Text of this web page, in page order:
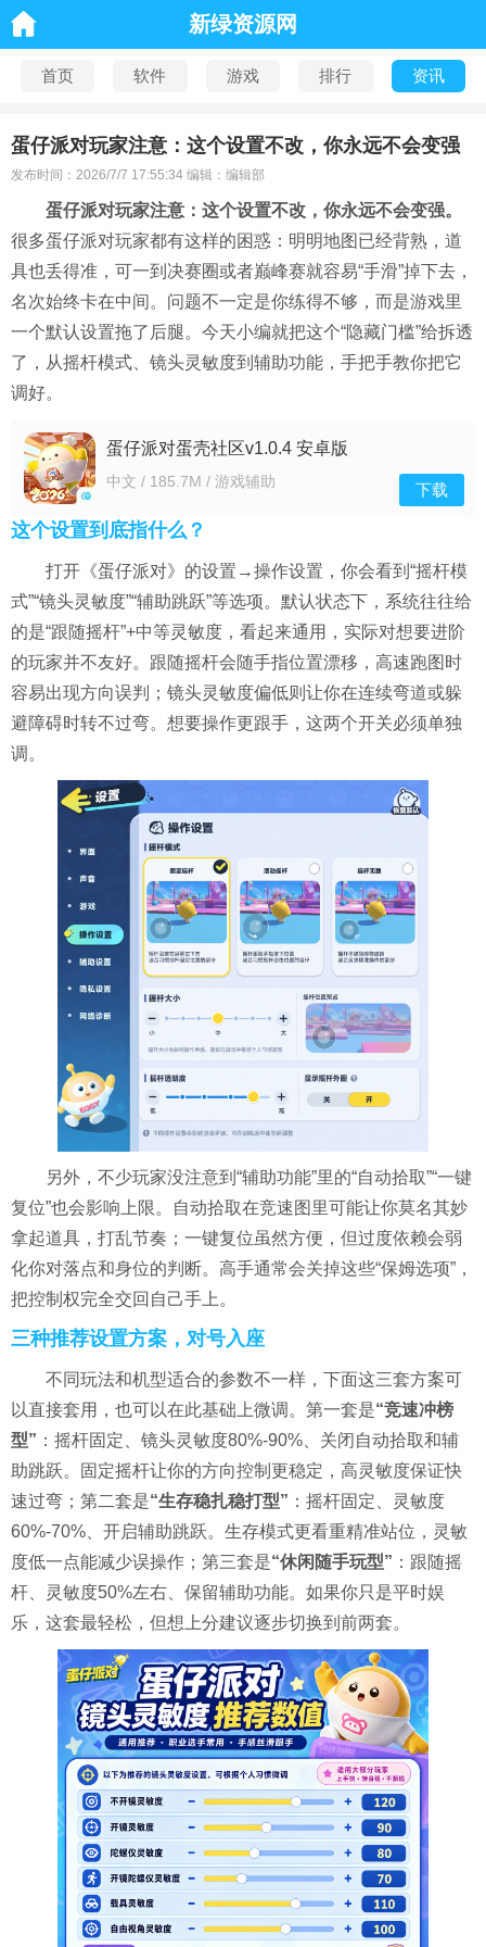
新绿资源网
首页 软件 游戏 排行 资讯
蛋仔派对玩家注意：这个设置不改，你永远不会变强
发布时间：2026/7/7 17:55:34 编辑：编辑部
蛋仔派对玩家注意：这个设置不改，你永远不会变强。
很多蛋仔派对玩家都有这样的困惑：明明地图已经背熟，道
具也丢得准，可一到决赛圈或者巅峰赛就容易“手滑”掉下去，
名次始终卡在中间。问题不一定是你练得不够，而是游戏里
一个默认设置拖了后腿。今天小编就把这个“隐藏门槛”给拆透
了，从摇杆模式、镜头灵敏度到辅助功能，手把手教你把它
调好。
蛋仔派对蛋壳社区v1.0.4 安卓版
中文 / 185.7M / 游戏辅助 下载
这个设置到底指什么？
打开《蛋仔派对》的设置→操作设置，你会看到“摇杆模
式”“镜头灵敏度”“辅助跳跃”等选项。默认状态下，系统往往给
的是“跟随摇杆”+中等灵敏度，看起来通用，实际对想要进阶
的玩家并不友好。跟随摇杆会随手指位置漂移，高速跑图时
容易出现方向误判；镜头灵敏度偏低则让你在连续弯道或躲
避障碍时转不过弯。想要操作更跟手，这两个开关必须单独
调。
另外，不少玩家没注意到“辅助功能”里的“自动拾取”“一键
复位”也会影响上限。自动拾取在竞速图里可能让你莫名其妙
拿起道具，打乱节奏；一键复位虽然方便，但过度依赖会弱
化你对落点和身位的判断。高手通常会关掉这些“保姆选项”，
把控制权完全交回自己手上。
三种推荐设置方案，对号入座
不同玩法和机型适合的参数不一样，下面这三套方案可
以直接套用，也可以在此基础上微调。第一套是“竞速冲榜
型” ：摇杆固定、镜头灵敏度80%-90%、关闭自动拾取和辅
助跳跃。固定摇杆让你的方向控制更稳定，高灵敏度保证快
速过弯；第二套是“生存稳扎稳打型” ：摇杆固定、灵敏度
60%-70%、开启辅助跳跃。生存模式更看重精准站位，灵敏
度低一点能减少误操作；第三套是“休闲随手玩型” ：跟随摇
杆、灵敏度50%左右、保留辅助功能。如果你只是平时娱
乐，这套最轻松，但想上分建议逐步切换到前两套。